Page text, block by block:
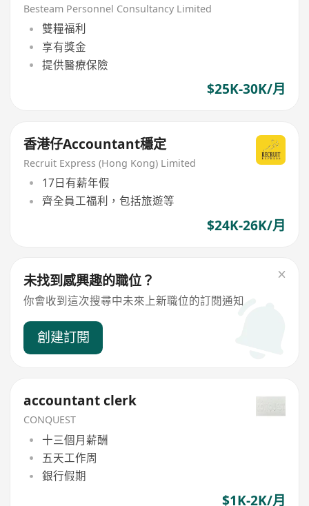
Besteam Personnel Consultancy Limited
雙糧福利
享有獎金
提供醫療保險
$25K-30K/月
香港仔Accountant穩定
Recruit Express (Hong Kong) Limited
17日有薪年假
齊全員工福利，包括旅遊等
$24K-26K/月
未找到感興趣的職位？
你會收到這次搜尋中未來上新職位的訂閱通知
創建訂閱
accountant clerk
CONQUEST
十三個月薪酬
五天工作周
銀行假期
$1K-2K/月